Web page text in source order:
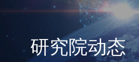
研究院动态